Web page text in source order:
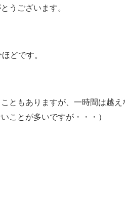
うございます。
どです。
ともありますが、一時間は越え
ことが多いですが・・・）